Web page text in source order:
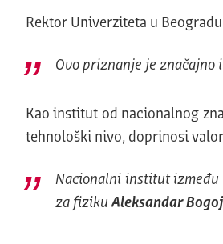
Rektor Univerziteta u Beogradu
Ovo priznanje je značajno
Kao institut od nacionalnog
tehnološki nivo, doprinosi
Nacionalni institut
za fiziku Aleksandar